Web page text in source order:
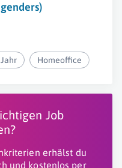
Homeoffice
Job
erhälst du
und kostenlos per